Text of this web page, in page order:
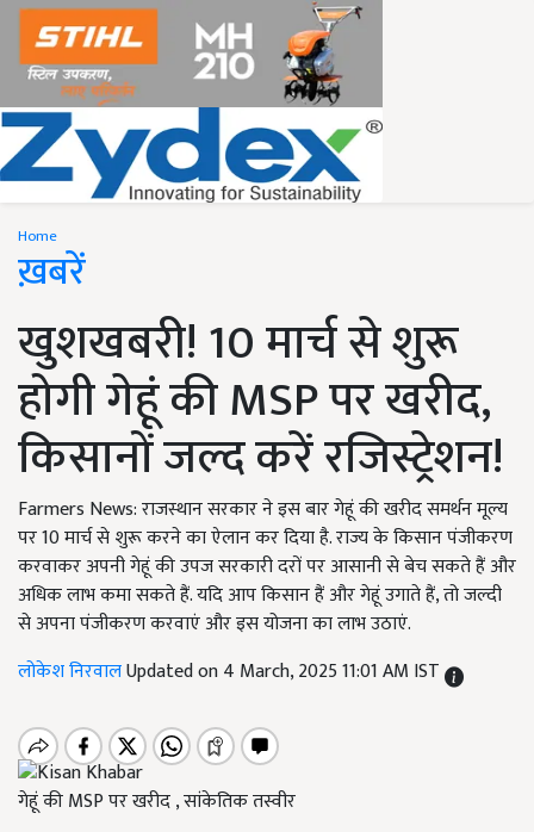
Home
ख़बरें
खुशखबरी! 10 मार्च से शुरू
होगी गेहूं की MSP पर खरीद,
किसानों जल्द करें रजिस्ट्रेशन!
Farmers News: राजस्थान सरकार ने इस बार गेहूं की खरीद समर्थन मूल्य
पर 10 मार्च से शुरू करने का ऐलान कर दिया है. राज्य के किसान पंजीकरण
करवाकर अपनी गेहूं की उपज सरकारी दरों पर आसानी से बेच सकते हैं और
अधिक लाभ कमा सकते हैं. यदि आप किसान हैं और गेहूं उगाते हैं, तो जल्दी
से अपना पंजीकरण करवाएं और इस योजना का लाभ उठाएं.
लोकेश निरवालUpdated on 4 March, 2025 11:01 AM IST
गेहूं की MSP पर खरीद , सांकेतिक तस्वीर